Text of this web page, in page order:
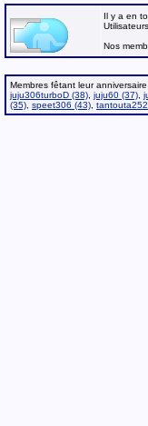
Il y a en
Nos
Membres fêtant leur
juju306turboD (38) juju60 (37)
(35) speet306 (43)